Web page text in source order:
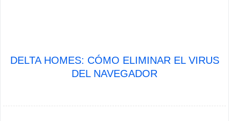
DELTA HOMES: CÓMO ELIMINAR EL VIRUS
DEL NAVEGADOR